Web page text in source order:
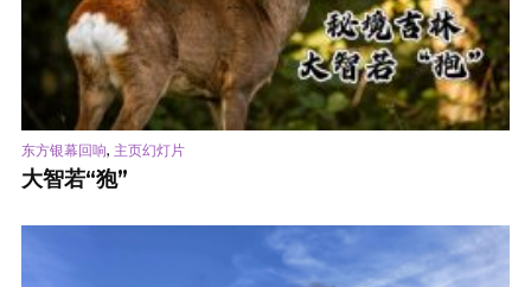
东方银幕回响, 主页幻灯片
大智若“狍”